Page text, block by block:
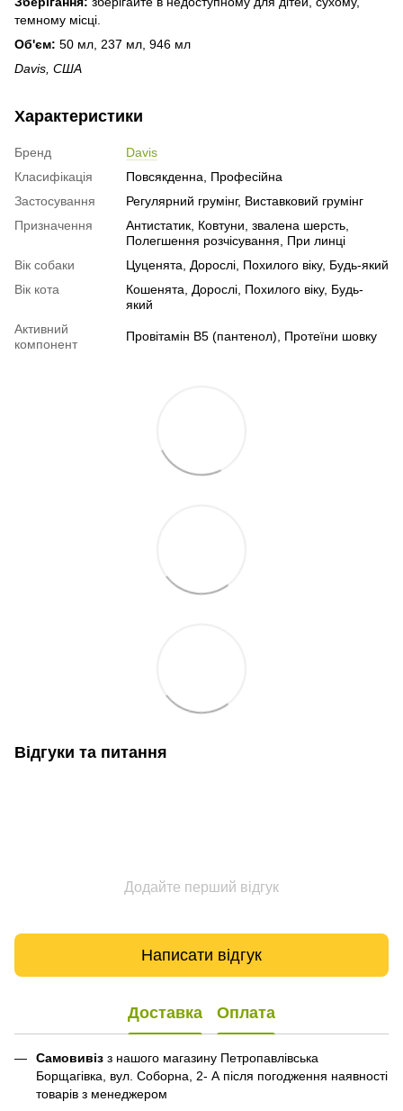
темному місці.
Об'єм: 50 мл, 237 мл, 946 мл
Davis, США
Характеристики
Бренд
Davis
Класифікація
Повсякденна, Професійна
Застосування
Регулярний грумінг, Виставковий грумінг
Призначення
Антистатик, Ковтуни, звалена шерсть,
Полегшення розчісування, При линці
Вік собаки
Цуценята, Дорослі, Похилого віку, Будь-який
Вік кота
Кошенята, Дорослі, Похилого віку, Будь-
який
Активний
компонент
Провітамін B5 (пантенол), Протеїни шовку
Відгуки та питання
Додайте перший відгук
Написати відгук
Доставка Оплата
Самовивіз з нашого магазину Петропавлівська
Борщагівка, вул. Соборна, 2- А після погодження наявності
товарів з менеджером